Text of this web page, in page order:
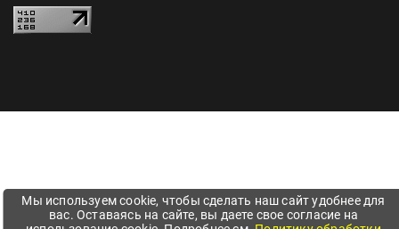
Мы используем cookie, чтобы сделать наш сайт удобнее для
вас. Оставаясь на сайте, вы даете свое согласие на